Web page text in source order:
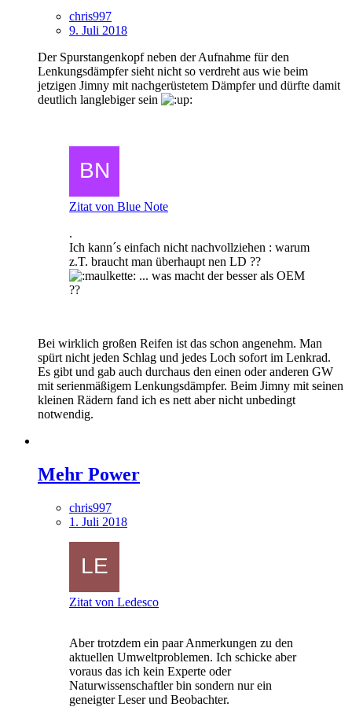
chris997
9. Juli 2018
Der Spurstangenkopf neben der Aufnahme für den
Lenkungsdämpfer sieht nicht so verdreht aus wie beim
jetzigen Jimny mit nachgerüstetem Dämpfer und dürfte damit
deutlich langlebiger sein
Zitat von Blue Note
.
Ich kann´s einfach nicht nachvollziehen : warum
z.T. braucht man überhaupt nen LD ??
... was macht der besser als OEM
??
Bei wirklich großen Reifen ist das schon angenehm. Man
spürt nicht jeden Schlag und jedes Loch sofort im Lenkrad.
Es gibt und gab auch durchaus den einen oder anderen GW
mit serienmäßigem Lenkungsdämpfer. Beim Jimny mit seinen
kleinen Rädern fand ich es nett aber nicht unbedingt
notwendig.
Mehr Power
chris997
1. Juli 2018
Zitat von Ledesco
Aber trotzdem ein paar Anmerkungen zu den
aktuellen Umweltproblemen. Ich schicke aber
voraus das ich kein Experte oder
Naturwissenschaftler bin sondern nur ein
geneigter Leser und Beobachter.